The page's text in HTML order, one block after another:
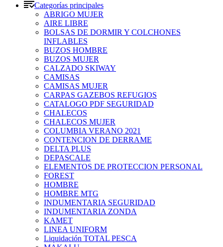
Categorías principales
ABRIGO MUJER
AIRE LIBRE
BOLSAS DE DORMIR Y COLCHONES
INFLABLES
BUZOS HOMBRE
BUZOS MUJER
CALZADO SKIWAY
CAMISAS
CAMISAS MUJER
CARPAS GAZEBOS REFUGIOS
CATALOGO PDF SEGURIDAD
CHALECOS
CHALECOS MUJER
COLUMBIA VERANO 2021
CONTENCION DE DERRAME
DELTA PLUS
DEPASCALE
ELEMENTOS DE PROTECCION PERSONAL
FOREST
HOMBRE
HOMBRE MTG
INDUMENTARIA SEGURIDAD
INDUMENTARIA ZONDA
KAMET
LINEA UNIFORM
Liquidación TOTAL PESCA